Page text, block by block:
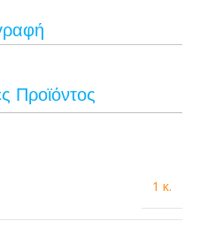
Προϊόντος
1 κ.